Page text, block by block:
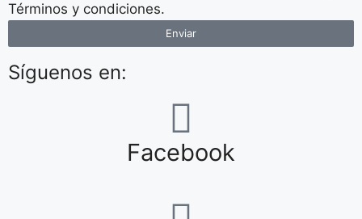
Términos y condiciones.
Enviar
Síguenos en:
Facebook